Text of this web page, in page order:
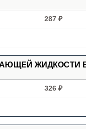
287 ₽
ЖИДКОСТИ
326 ₽